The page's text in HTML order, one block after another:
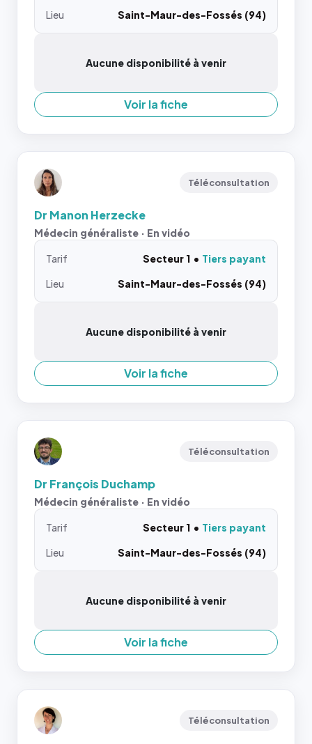
Lieu
Saint-Maur-des-Fossés (94)
Aucune disponibilité à venir
Voir la fiche
Téléconsultation
Dr Manon Herzecke
Médecin généraliste · En vidéo
Tarif Secteur 1
Tiers payant
Lieu
Saint-Maur-des-Fossés (94)
Aucune disponibilité à venir
Voir la fiche
Téléconsultation
Dr François Duchamp
Médecin généraliste · En vidéo
Tarif Secteur 1
Tiers payant
Lieu
Saint-Maur-des-Fossés (94)
Aucune disponibilité à venir
Voir la fiche
Téléconsultation